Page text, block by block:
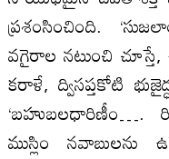
ప్రశంసించింది.
వగైరాల నటుంచి
కరాళే, ద్విసప్తకోటి
‘బహుబలధారిణీం….
ముస్లిం నవాబులను